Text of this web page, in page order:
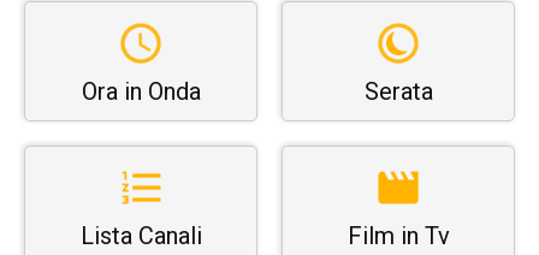
Ora in Onda Serata
Lista Canali Film in Tv